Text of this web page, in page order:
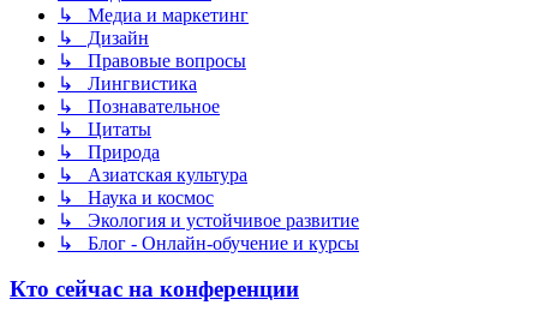
↳ Медиа и маркетинг
↳ Дизайн
↳ Правовые вопросы
↳ Лингвистика
↳ Познавательное
↳ Цитаты
↳ Природа
↳ Азиатская культура
↳ Наука и космос
↳ Экология и устойчивое развитие
↳ Блог - Онлайн-обучение и курсы
Кто сейчас на конференции